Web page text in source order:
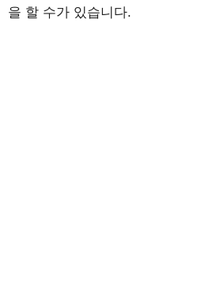
을 할 수가 있습니다.